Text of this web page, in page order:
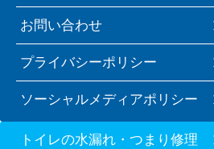
お問い合わせ
プライバシーポリシー
ソーシャルメディアポリシー
トイレの水漏れ・つまり修理